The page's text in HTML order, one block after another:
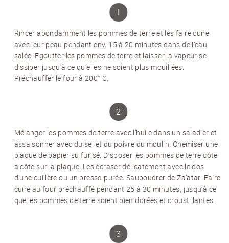
Rincer abondamment les pommes de terre et les faire cuire
avec leur peau pendant env. 15 à 20 minutes dans de l’eau
salée. Egoutter les pommes de terre et laisser la vapeur se
dissiper jusqu’à ce qu’elles ne soient plus mouillées.
Préchauffer le four à 200° C.
Mélanger les pommes de terre avec l’huile dans un saladier et
assaisonner avec du sel et du poivre du moulin. Chemiser une
plaque de papier sulfurisé. Disposer les pommes de terre côte
à côte sur la plaque. Les écraser délicatement avec le dos
d’une cuillère ou un presse-purée. Saupoudrer de Za’atar. Faire
cuire au four préchauffé pendant 25 à 30 minutes, jusqu’à ce
que les pommes de terre soient bien dorées et croustillantes.